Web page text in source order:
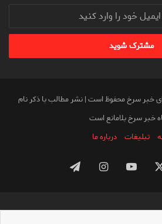
خبر سرخ محفوظ است | نشر مطالب با ذکر نام
خبر سرخ بلامانع است
تبلیغات درباره ما
یوتیوباینستاگرامتلگرام